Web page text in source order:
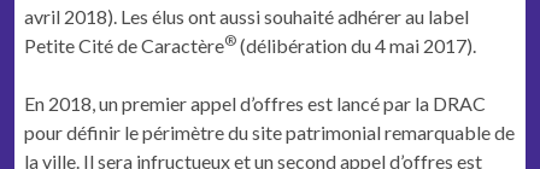
avril 2018). Les élus ont aussi souhaité adhérer au label
Petite Cité de Caractère® (délibération du 4 mai 2017).
En 2018, un premier appel d’offres est lancé par la DRAC
pour définir le périmètre du site patrimonial remarquable de
la ville. Il sera infructueux et un second appel d’offres est